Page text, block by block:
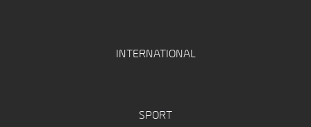
INTERNATIONAL
SPORT